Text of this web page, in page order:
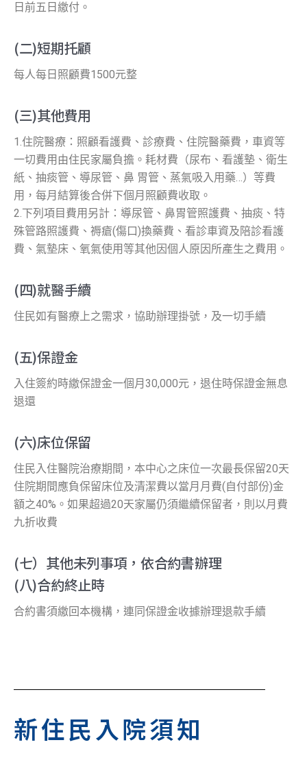
日前五日繳付。
(二)短期托顧
每人每日照顧費1500元整
(三)其他費用
1.住院醫療：照顧看護費、診療費、住院醫藥費，車資等
一切費用由住民家屬負擔。耗材費（尿布、看護墊、衛生
紙、抽痰管、導尿管、鼻 胃管、蒸氣吸入用藥…）等費
用，每月結算後合併下個月照顧費收取。
2.下列項目費用另計：導尿管、鼻胃管照護費、抽痰、特
殊管路照護費、褥瘡(傷口)換藥費、看診車資及陪診看護
費、氣墊床、氧氣使用等其他因個人原因所產生之費用。
(四)就醫手續
住民如有醫療上之需求，協助辦理掛號，及一切手續
(五)保證金
入住簽約時繳保證金一個月30,000元，退住時保證金無息
退還
(六)床位保留
住民入住醫院治療期間，本中心之床位一次最長保留20天
住院期間應負保留床位及清潔費以當月月費(自付部份)金
額之40%。如果超過20天家屬仍須繼續保留者，則以月費
九折收費
(七）其他未列事項，依合約書辦理
(八)合約終止時
合約書須繳回本機構，連同保證金收據辦理退款手續
新住民入院須知